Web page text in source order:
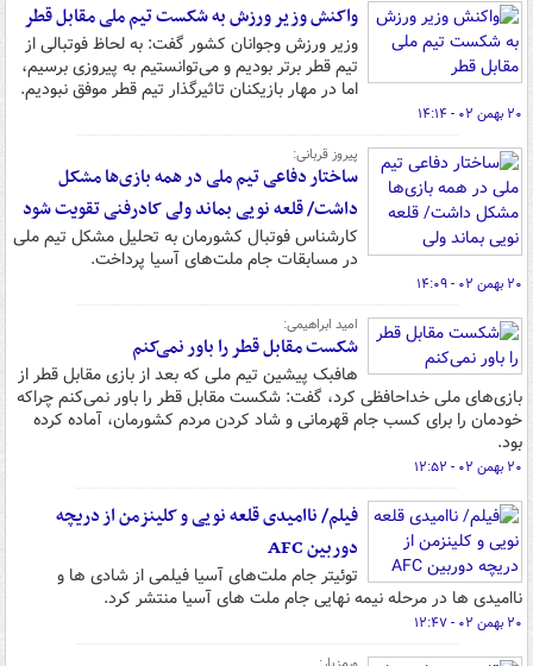
واکنش وزیر ورزش به شکست تیم ملی مقابل قطر
وزیر ورزش وجوانان کشور گفت: به لحاظ فوتبالی از
تیم قطر برتر بودیم و می‌توانستیم به پیروزی برسیم،
اما در مهار بازیکنان تاثیرگذار تیم قطر موفق نبودیم.
۲۰ بهمن ۰۲ - ۱۴:۱۴
پیروز قربانی:
ساختار دفاعی تیم ملی در همه بازی‌ها مشکل
داشت/ قلعه نویی بماند ولی کادرفنی تقویت شود
کارشناس فوتبال کشورمان به تحلیل مشکل تیم ملی
در مسابقات جام ملت‌های آسیا پرداخت.
۲۰ بهمن ۰۲ - ۱۴:۰۹
امید ابراهیمی:
شکست مقابل قطر را باور نمی‌کنم
هافبک پیشین تیم ملی که بعد از بازی مقابل قطر از
بازی‌های ملی خداحافظی کرد، گفت: شکست مقابل قطر را باور نمی‌کنم چراکه
خودمان را برای کسب جام قهرمانی و شاد کردن مردم کشورمان، آماده کرده
بود.
۲۰ بهمن ۰۲ - ۱۲:۵۲
فیلم/ ناامیدی قلعه نویی و کلینزمن از دریچه
دوربین AFC
توئیتر جام ملت‌های آسیا فیلمی از شادی ها و
ناامیدی ها در مرحله نیمه نهایی جام ملت های آسیا منتشر کرد.
۲۰ بهمن ۰۲ - ۱۲:۴۷